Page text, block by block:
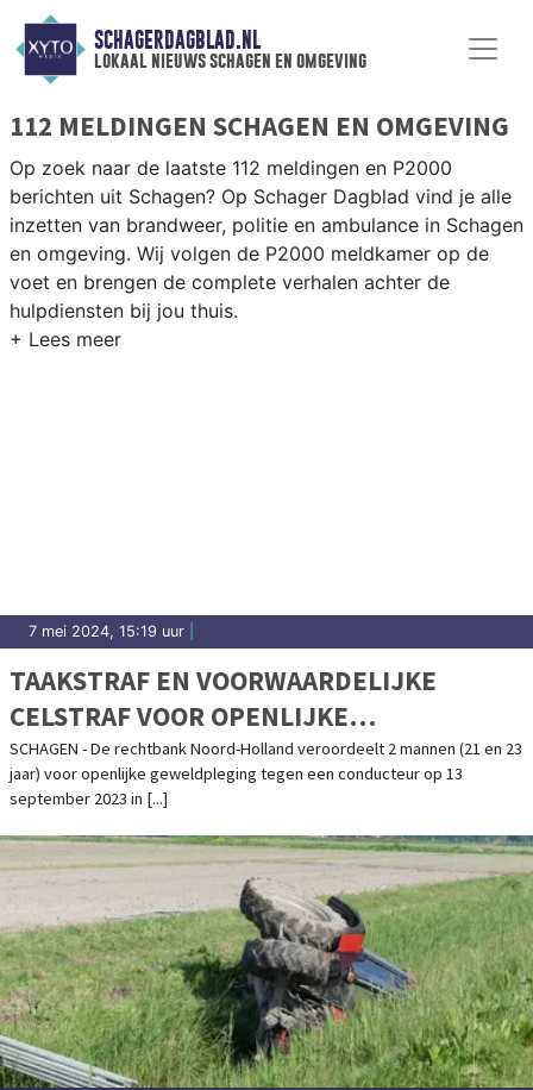
SCHAGERDAGBLAD.NL
lokaal nieuws schagen en omgeving
112 MELDINGEN SCHAGEN EN OMGEVING
Op zoek naar de laatste 112 meldingen en P2000
berichten uit Schagen? Op Schager Dagblad vind je alle
inzetten van brandweer, politie en ambulance in Schagen
en omgeving. Wij volgen de P2000 meldkamer op de
voet en brengen de complete verhalen achter de
hulpdiensten bij jou thuis.
7 mei 2024, 15:19 uur
TAAKSTRAF EN VOORWAARDELIJKE
CELSTRAF VOOR OPENLIJKE
GEWELDPLEGING TEGEN CONDUCTEUR IN
SCHAGEN
SCHAGEN - De rechtbank Noord-Holland veroordeelt 2 mannen (21 en 23
jaar) voor openlijke geweldpleging tegen een conducteur op 13
september 2023 in [...]